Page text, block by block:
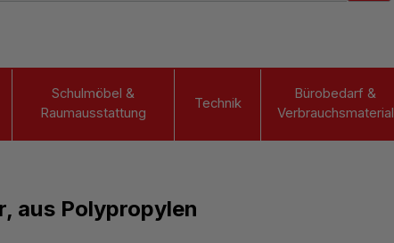
Schulmöbel &
Raumausstattung
Technik
Bürobedarf &
Verbrauchsmaterial
aus Polypropylen